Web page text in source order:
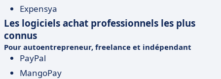
Expensya
Les logiciels achat professionnels les plus
connus
Pour autoentrepreneur, freelance et indépendant
PayPal
MangoPay